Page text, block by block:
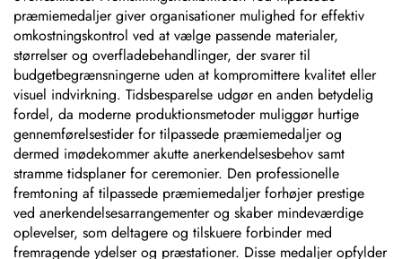
præmiemedaljer giver organisationer mulighed for effektiv
omkostningskontrol ved at vælge passende materialer,
størrelser og overfladebehandlinger, der svarer til
budgetbegrænsningerne uden at kompromittere kvalitet eller
visuel indvirkning. Tidsbesparelse udgør en anden betydelig
fordel, da moderne produktionsmetoder muliggør hurtige
gennemførelsestider for tilpassede præmiemedaljer og
dermed imødekommer akutte anerkendelsesbehov samt
stramme tidsplaner for ceremonier. Den professionelle
fremtoning af tilpassede præmiemedaljer forhøjer prestige
ved anerkendelsesarrangementer og skaber mindeværdige
oplevelser, som deltagere og tilskuere forbinder med
fremragende ydelser og præstationer. Disse medaljer opfylder